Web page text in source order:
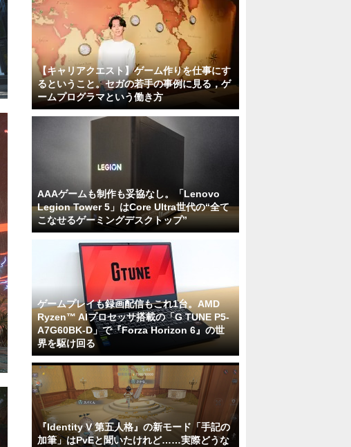
【キャリアクエスト】ゲーム作りを仕事にす
るということ。セガの若手の事例に見る，ゲ
ームプログラマという働き方
AAAゲームも制作も妥協なし。「Lenovo
Legion Tower 5」はCore Ultra世代の“全て
こなせるゲーミングデスクトップ”
ゲームプレイも録画配信もこれ1台。AMD
Ryzen™ AIプロセッサ搭載の「G TUNE P5-
A7G60BK-D」で『Forza Horizon 6』の世
界を駆け回る
『Identity V 第五人格』の新モード「手記の
加筆」はPvEと聞いたけれど……実際どうな